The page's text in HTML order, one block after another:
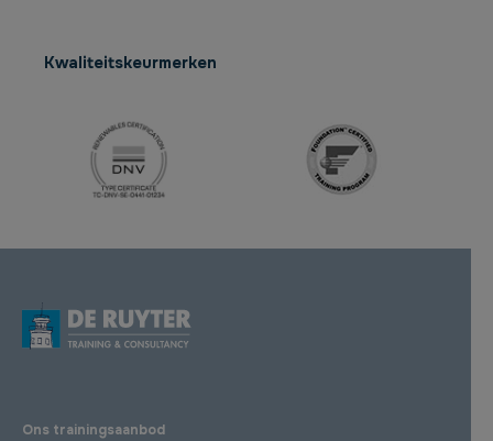
Kwaliteitskeurmerken
Ons trainingsaanbod